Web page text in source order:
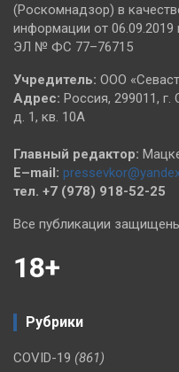
(Роскомнадзор) в
информации от 06.09.2019
ЭЛ № ФС 77–76715
Учредитель: ООО
Адрес: Россия, 299011, г.
д. 1, кв. 10А
Главный редактор:
E–mail:
тел. +7 (978) 918-52-25
Все публикации
18+
Рубрики
COVID-19 (861)